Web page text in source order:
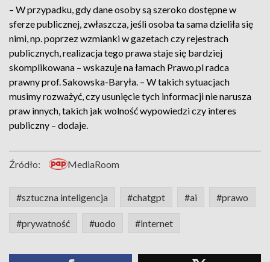
– W przypadku, gdy dane osoby są szeroko dostępne w
sferze publicznej, zwłaszcza, jeśli osoba ta sama dzieliła się
nimi, np. poprzez wzmianki w gazetach czy rejestrach
publicznych, realizacja tego prawa staje się bardziej
skomplikowana – wskazuje na łamach Prawo.pl radca
prawny prof. Sakowska-Baryła. – W takich sytuacjach
musimy rozważyć, czy usunięcie tych informacji nie narusza
praw innych, takich jak wolność wypowiedzi czy interes
publiczny – dodaje.
Źródło: MediaRoom
#sztuczna inteligencja #chatgpt #ai #prawo
#prywatność #uodo #internet